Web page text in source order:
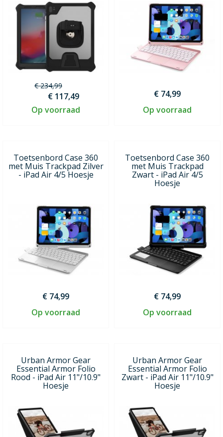
€ 234,99
€ 117,49
Op voorraad
€ 74,99
Op voorraad
Toetsenbord Case 360
met Muis Trackpad Zilver
- iPad Air 4/5 Hoesje
€ 74,99
Op voorraad
Toetsenbord Case 360
met Muis Trackpad
Zwart - iPad Air 4/5
Hoesje
€ 74,99
Op voorraad
Urban Armor Gear
Essential Armor Folio
Rood - iPad Air 11"/10.9"
Hoesje
Urban Armor Gear
Essential Armor Folio
Zwart - iPad Air 11"/10.9"
Hoesje